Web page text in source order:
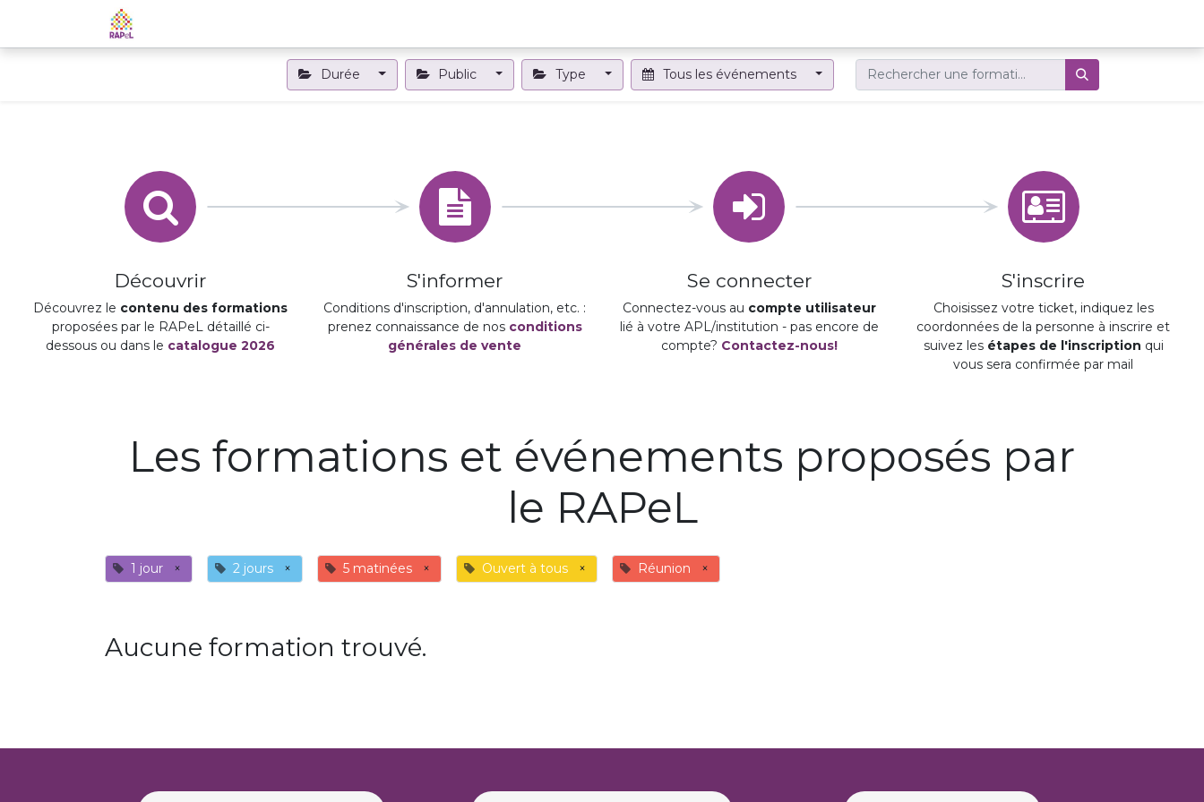
Durée Public Type Tous les événements
Découvrir
Découvrez le contenu des formations
proposées par le RAPeL détaillé ci-
dessous ou dans le catalogue 2026
S'informer
Conditions d'inscription, d'annulation, etc. :
prenez connaissance de nos conditions
générales de vente
Se connecter
Connectez-vous au compte utilisateur
lié à votre APL/institution - pas encore de
compte? Contactez-nous!
S'inscrire
Choisissez votre ticket, indiquez les
coordonnées de la personne à inscrire et
suivez les étapes de l'inscription qui
vous sera confirmée par mail
Les formations et événements proposés par
le RAPeL
1 jour × 2 jours × 5 matinées × Ouvert à tous × Réunion ×
Aucune formation trouvé.